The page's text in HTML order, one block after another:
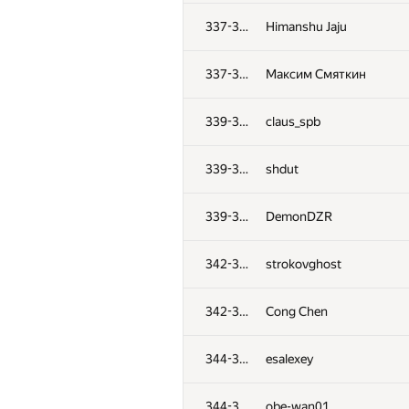
337-338 Himanshu Jaju
337-338 Максим Смяткин
339-341 claus_spb
339-341 shdut
339-341 DemonDZR
342-343 strokovghost
342-343 Cong Chen
344-345 esalexey
302 alex145031
303 shessmaster12
304 zakharov921.anton
305 ujzwt4it
Ilya
hogloid
308 binvua925
309 lebronua2013
310 Глеб Попов